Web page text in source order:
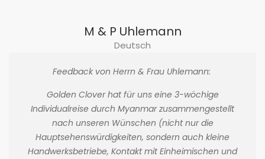
M & P Uhlemann
Deutsch
Feedback von Herrn & Frau Uhlemann:
Golden Clover hat für uns eine 3-wöchige
Individualreise durch Myanmar zusammengestellt
nach unseren Wünschen (nicht nur die
Hauptsehenswürdigkeiten, sondern auch kleine
Handwerksbetriebe, Kontakt mit Einheimischen und